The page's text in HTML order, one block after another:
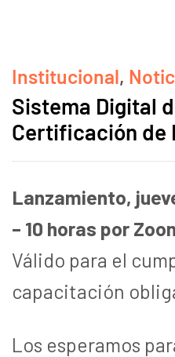
Institucional,
Sistema Digital
Certificación de
Lanzamiento,
– 10 horas por
Válido para el
capacitación
Los esperamos